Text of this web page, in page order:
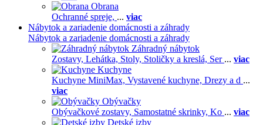
Obrana
Ochranné spreje, ... viac
Nábytok a zariadenie domácnosti a záhrady
Nábytok a zariadenie domácnosti a záhrady
Záhradný nábytok
Zostavy, Lehátka, Stoly, Stoličky a kreslá, Ser ... viac
Kuchyne
Kuchyne MiniMax, Vystavené kuchyne, Drezy a d ...
viac
Obývačky
Obývačkové zostavy, Samostatné skrinky, Ko ... viac
Detské izby